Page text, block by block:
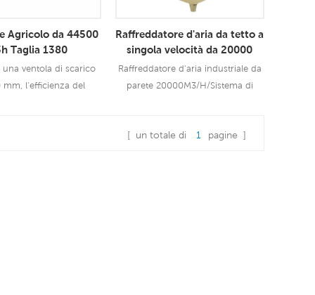
industria6
Agricolo da 44500
Taglia 1380
una ventola di scarico
mm, l'efficienza del
Raffreddatore d'aria da tetto a
singola velocità da 20000
m3h
Raffreddatore d'aria industriale da
parete 20000M3/H/Sistema di
solare utilizzando molta meno
[ un totale di 1 pagine ]